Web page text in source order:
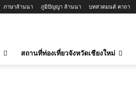
ภาษาล้านนา ภูมิปัญญา ล้านนา บทสวดมนต์ คาถา
สถานที่ท่องเที่ยวจังหวัดเชียงใหม่